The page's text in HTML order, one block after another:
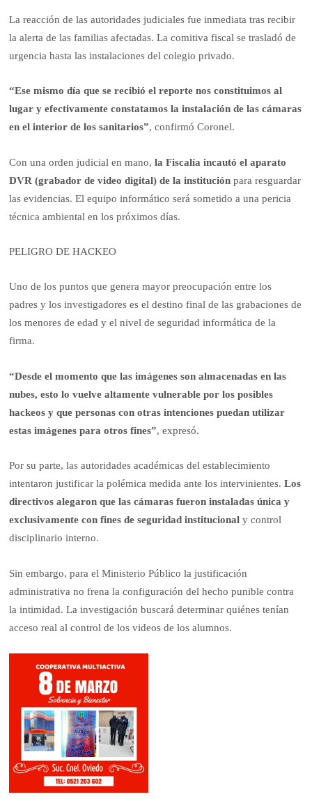
La reacción de las autoridades judiciales fue inmediata tras recibir
la alerta de las familias afectadas. La comitiva fiscal se trasladó de
urgencia hasta las instalaciones del colegio privado.
“Ese mismo día que se recibió el reporte nos constituimos al
lugar y efectivamente constatamos la instalación de las cámaras
en el interior de los sanitarios”, confirmó Coronel.
Con una orden judicial en mano,la Fiscalía incautó el aparato
DVR (grabador de video digital) de la institución para resguardar
las evidencias. El equipo informático será sometido a una pericia
técnica ambiental en los próximos días.
PELIGRO DE HACKEO
Uno de los puntos que genera mayor preocupación entre los
padres y los investigadores es el destino final de las grabaciones de
los menores de edad y el nivel de seguridad informática de la
firma.
“Desde el momento que las imágenes son almacenadas en las
nubes, esto lo vuelve altamente vulnerable por los posibles
hackeos y que personas con otras intenciones puedan utilizar
estas imágenes para otros fines”, expresó.
Por su parte, las autoridades académicas del establecimiento
intentaron justificar la polémica medida ante los intervinientes.Los
directivos alegaron que las cámaras fueron instaladas única y
exclusivamente con fines de seguridad institucional y control
disciplinario interno.
Sin embargo, para el Ministerio Público la justificación
administrativa no frena la configuración del hecho punible contra
la intimidad. La investigación buscará determinar quiénes tenían
acceso real al control de los videos de los alumnos.